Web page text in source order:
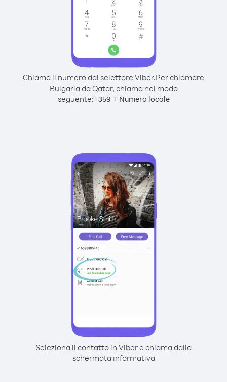
Chiama il numero dal selettore Viber.Per chiamare
Bulgaria da Qatar, chiama nel modo
seguente:+359 + Numero locale
Seleziona il contatto in Viber e chiama dalla
schermata informativa